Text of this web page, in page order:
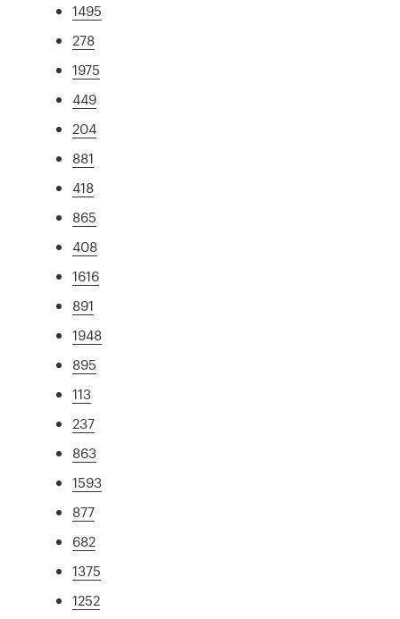
1495
278
1975
449
204
881
418
865
408
1616
891
1948
895
113
237
863
1593
877
682
1375
1252